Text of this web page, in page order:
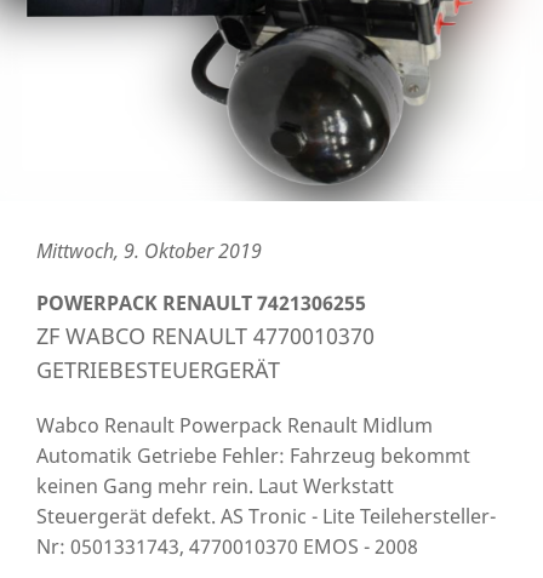
Mittwoch, 9. Oktober 2019
POWERPACK RENAULT 7421306255
ZF WABCO RENAULT 4770010370
GETRIEBESTEUERGERÄT
Wabco Renault Powerpack Renault Midlum
Automatik Getriebe Fehler: Fahrzeug bekommt
keinen Gang mehr rein. Laut Werkstatt
Steuergerät defekt. AS Tronic - Lite Teilehersteller-
Nr: 0501331743, 4770010370 EMOS - 2008